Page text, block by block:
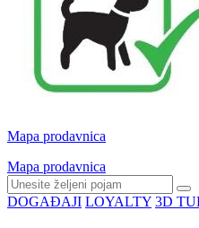
Mapa prodavnica
Mapa prodavnica
DOGAĐAJI LOYALTY 3D